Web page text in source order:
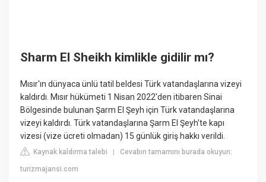
Sharm El Sheikh kimlikle gidilir mı?
Mısır'ın dünyaca ünlü tatil beldesi Türk vatandaşlarına vizeyi
kaldırdı. Mısır hükümeti 1 Nisan 2022'den itibaren Sinai
Bölgesinde bulunan Şarm El Şeyh için Türk vatandaşlarına
vizeyi kaldırdı. Türk vatandaşlarına Şarm El Şeyh'te kapı
vizesi (vize ücreti olmadan) 15 günlük giriş hakkı verildi.
Kaynak kaldırma talebi |Cevabın tamamını burada okuyun:
turizmajansi.com